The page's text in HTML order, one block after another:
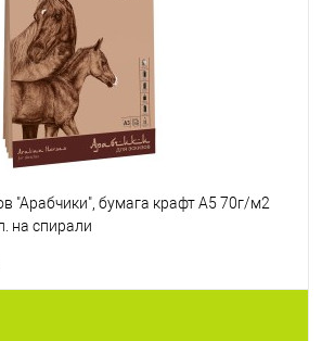
"Арабчики", бумага крафт А5 70г/м2
на спирали